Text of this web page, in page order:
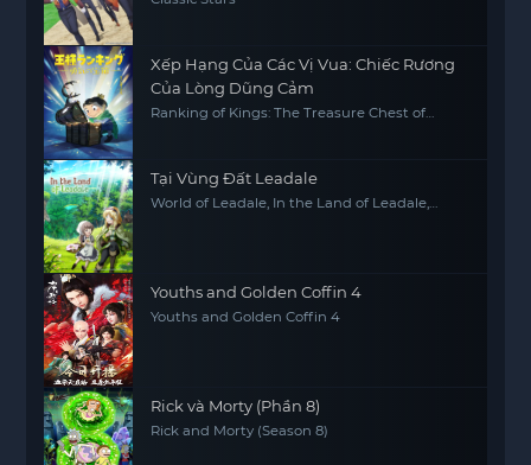
Xếp Hạng Của Các Vị Vua: Chiếc Rương
Của Lòng Dũng Cảm
Ranking of Kings: The Treasure Chest of
Tại Vùng Đất Leadale
World of Leadale, In the Land of Leadale,
Youths and Golden Coffin 4
Youths and Golden Coffin 4
Rick và Morty (Phần 8)
Rick and Morty (Season 8)